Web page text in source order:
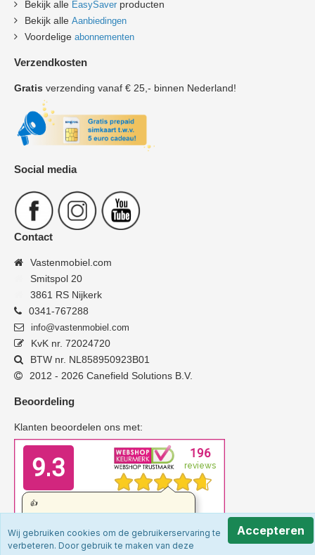
Bekijk alle EasySaver producten
Bekijk alle Aanbiedingen
Voordelige abonnementen
Verzendkosten
Gratis verzending vanaf € 25,- binnen Nederland!
Social media
Contact
Vastenmobiel.com
Smitspol 20
3861 RS Nijkerk
0341-767288
info@vastenmobiel.com
KvK nr. 72024720
BTW nr. NL858950923B01
2012 - 2026 Canefield Solutions B.V.
Beoordeling
Klanten beoordelen ons met:
Wij gebruiken cookies om de gebruikerservaring te
verbeteren. Door gebruik te maken van deze
Accepteren